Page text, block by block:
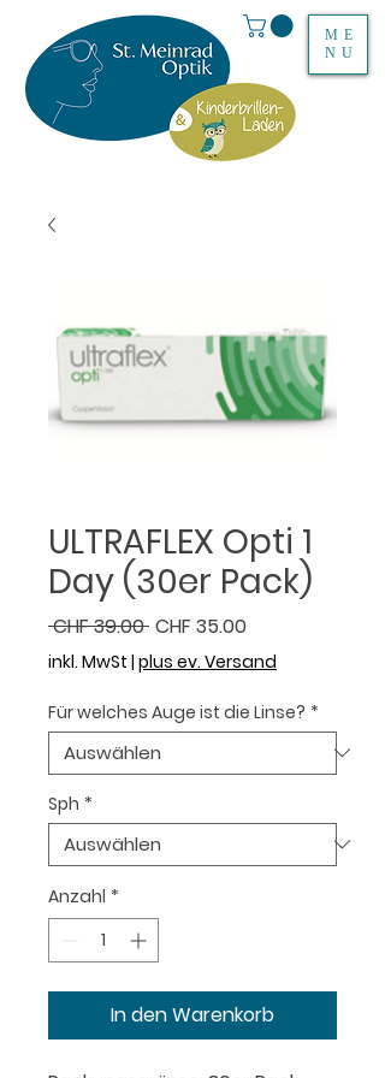
ME
NU
ULTRAFLEX Opti 1
Day (30er Pack)
CHF 39.00 Standardpreis
CHF 35.00Sale-Preis
inkl. MwSt | plus ev. Versand
Für welches Auge ist die Linse? *
Sph *
Anzahl *
In den Warenkorb